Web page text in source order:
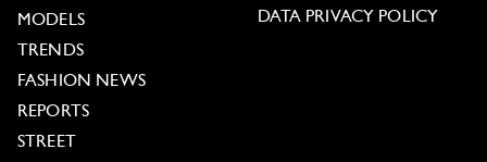
MODELS
TRENDS
FASHION NEWS
REPORTS
STREET
DATA PRIVACY POLICY